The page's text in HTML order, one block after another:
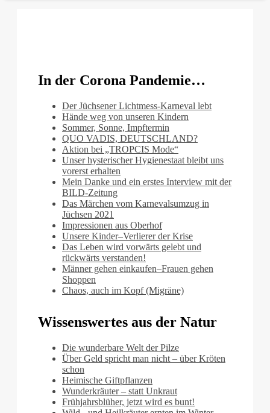
In der Corona Pandemie…
Der Jüchsener Lichtmess-Karneval lebt
Hände weg von unseren Kindern
Sommer, Sonne, Impftermin
QUO VADIS, DEUTSCHLAND?
Aktion bei „TROPCIS Mode“
Unser hysterischer Hygienestaat bleibt uns
vorerst erhalten
Mein Danke und ein erstes Interview mit der
BILD-Zeitung
Das Märchen vom Karnevalsumzug in
Jüchsen 2021
Impressionen aus Oberhof
Unsere Kinder–Verlierer der Krise
Das Leben wird vorwärts gelebt und
rückwärts verstanden!
Männer gehen einkaufen–Frauen gehen
Shoppen
Chaos, auch im Kopf (Migräne)
Wissenswertes aus der Natur
Die wunderbare Welt der Pilze
Über Geld spricht man nicht – über Kröten
schon
Heimische Giftpflanzen
Wunderkräuter – statt Unkraut
Frühjahrsblüher, jetzt wird es bunt!